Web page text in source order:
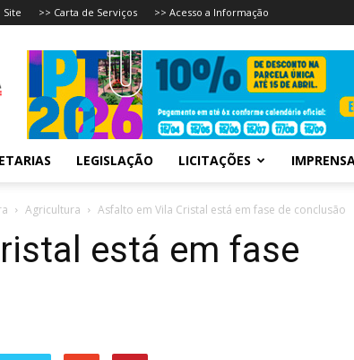
Site >> Carta de Serviços >> Acesso a Informação
LEGISLAÇÃO LICITAÇÕES
Agricultura Asfalto em Vila Cristal está em fase de conclusão
está em fase